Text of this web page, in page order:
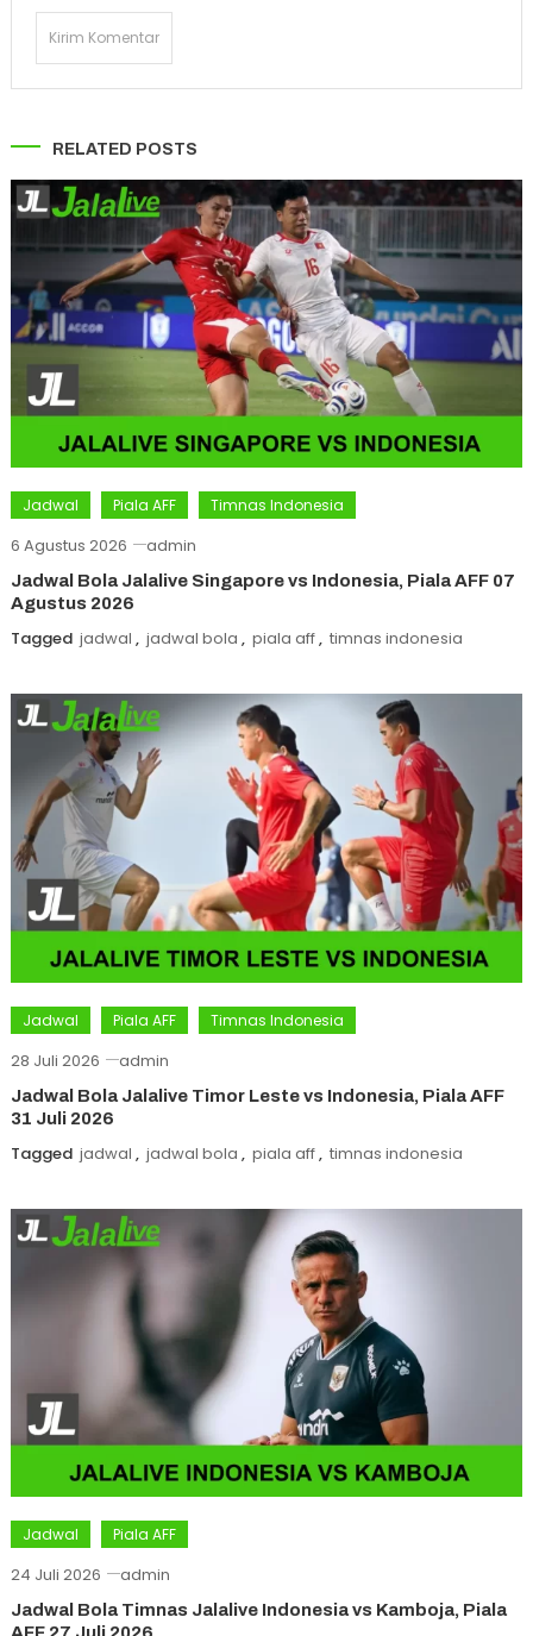
RELATED POSTS
Jadwal Piala AFF Timnas Indonesia
6 Agustus 2026 admin
Jadwal Bola Jalalive Singapore vs Indonesia, Piala AFF 07
Agustus 2026
Tagged jadwal , jadwal bola , piala aff, timnas indonesia
Jadwal Piala AFF Timnas Indonesia
28 Juli 2026 admin
Jadwal Bola Jalalive Timor Leste vs Indonesia, Piala AFF
31 Juli 2026
Tagged jadwal , jadwal bola , piala aff, timnas indonesia
Jadwal Piala AFF
24 Juli 2026 admin
Jadwal Bola Timnas Jalalive Indonesia vs Kamboja, Piala